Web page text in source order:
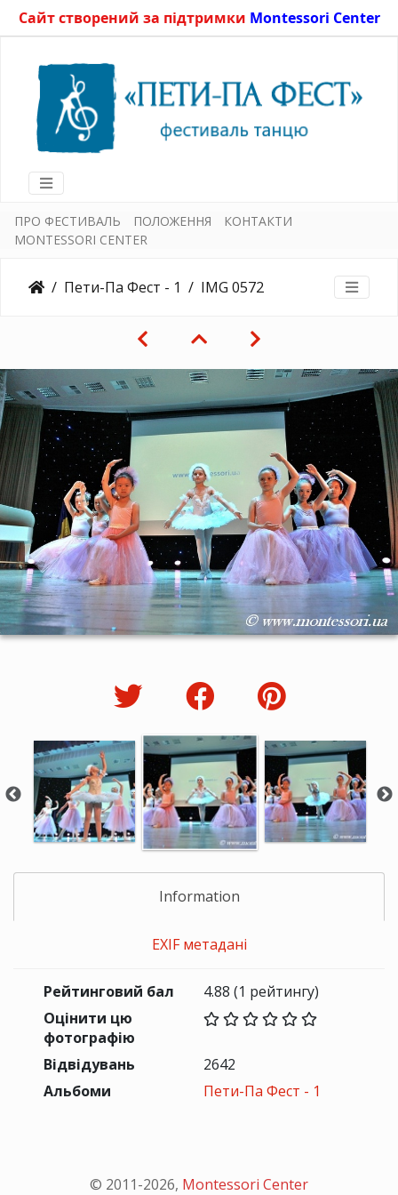
Сайт створений за підтримки Montessori Center
ПРО ФЕСТИВАЛЬ ПОЛОЖЕННЯ
КОНТАКТИ
MONTESSORI CENTER
Пети-Па Фест - 1 IMG 0572
Information
EXIF метадані
Рейтинговий бал 4.88 (1 рейтингу)
Оцінити цю
фотографію
Відвідувань
2642
Альбоми
Пети-Па Фест - 1
© 2011-2026, Montessori Center